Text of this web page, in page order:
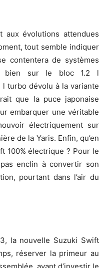
aux évolutions attendues
tout semble indiquer
contentera de systèmes
bien sur le bloc 1.2 l
turbo dévolu à la variante
que la puce japonaise
embarquer une véritable
électriquement sur
de la Yaris. Enfin, qu’en
100% électrique ? Pour le
enclin à convertir son
pourtant dans l’air du
la nouvelle Suzuki Swift
réserver la primeur au
avant d’investir le